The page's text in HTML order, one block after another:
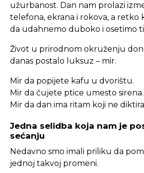
užurbanost. Dan nam prolazi
telefona, ekrana i rokova, a retko
da udahnemo duboko i osetimo
Život u prirodnom okruženju
danas postalo luksuz – mir.
Mir da popijete kafu u dvorištu.
Mir da čujete ptice umesto sirena.
Mir da dan ima ritam koji ne
Jedna selidba koja nam je
sećanju
Nedavno smo imali priliku da
jednoj takvoj promeni.